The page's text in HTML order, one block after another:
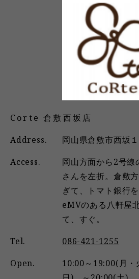
Corte 倉敷西坂店
Address.
岡山県倉敷市西坂
Access.
岡山方面から2号線
さんを左折。倉敷
ぎて、トマト銀行
eMVのある八軒屋
て、すぐ。
Tel.
086-421-1255
Open.
10:00～19:00(月・